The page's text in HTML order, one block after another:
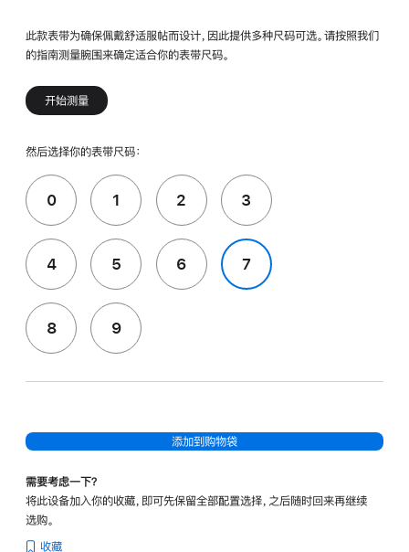
此款表带为确保佩戴舒适服帖而设计，因此提供多种尺码可选。请按照我们
的指南测量腕围来确定适合你的表带尺码。
开始测量
然后选择你的表带尺码：
0 1 2 3
4 5 6 7
8 9
添加到购物袋
需要考虑一下？
将此设备加入你的收藏，即可先保留全部配置选择，之后随时回来再继续
选购。
收藏